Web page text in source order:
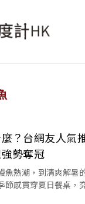
？台網友人氣
勢奪冠
魚熱潮，到清爽解暑
節感貫穿夏日餐桌，
？